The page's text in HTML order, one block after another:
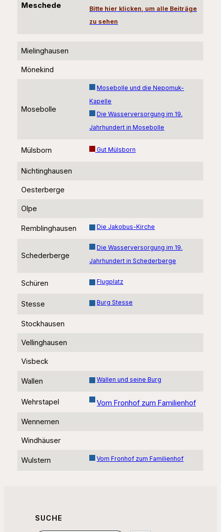
Meschede
Bitte hier klicken, um alle Beiträge
zu sehen
Mielinghausen
Mönekind
Mosebolle
Mosebolle und die Nepomuk-
Kapelle
Die Wasserversorgung im 19.
Jahrhundert in Mosebolle
Mülsborn Gut Mülsborn
Nichtinghausen
Oesterberge
Olpe
Remblinghausen Die Jakobus-Kirche
Schederberge
Die Wasserversorgung im 19.
Jahrhundert in Schederberge
Schüren Flugplatz
Stesse Burg Stesse
Stockhausen
Vellinghausen
Visbeck
Wallen Wallen und seine Burg
Wehrstapel Vom Fronhof zum Familienhof
Wennemen
Windhäuser
Wulstern Vom Fronhof zum Familienhof
SUCHE